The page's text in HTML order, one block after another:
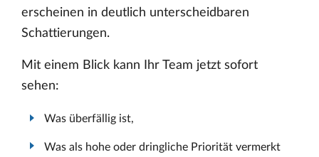
erscheinen in deutlich unterscheidbaren
Schattierungen.
Mit einem Blick kann Ihr Team jetzt sofort
sehen:
Was überfällig ist,
Was als hohe oder dringliche Priorität vermerkt